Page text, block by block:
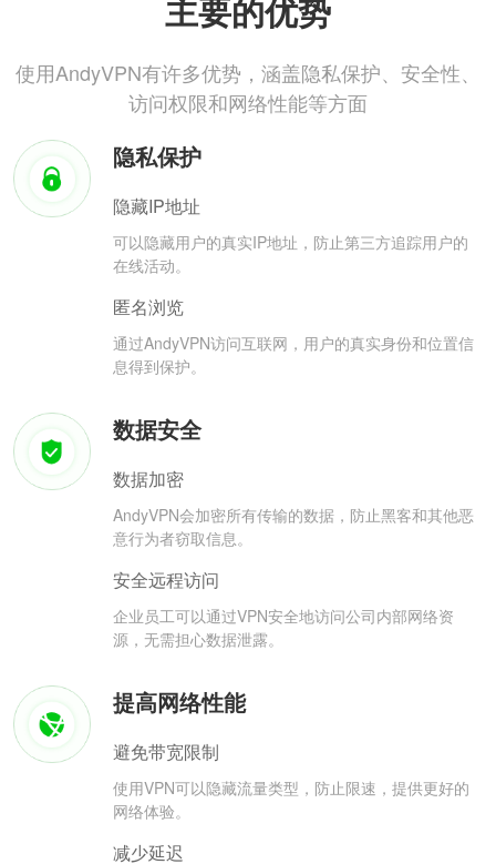
主要的优势
使用AndyVPN有许多优势，涵盖隐私保护、安全性、
访问权限和网络性能等方面
隐私保护
隐藏IP地址
可以隐藏用户的真实IP地址，防止第三方追踪用户的
在线活动。
匿名浏览
通过AndyVPN访问互联网，用户的真实身份和位置信
息得到保护。
数据安全
数据加密
AndyVPN会加密所有传输的数据，防止黑客和其他恶
意行为者窃取信息。
安全远程访问
企业员工可以通过VPN安全地访问公司内部网络资
源，无需担心数据泄露。
提高网络性能
避免带宽限制
使用VPN可以隐藏流量类型，防止限速，提供更好的
网络体验。
减少延迟